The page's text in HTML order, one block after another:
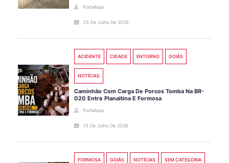
Portallupa
23 De Julho De 2026
ACIDENTE CIDADE ENTORNO GOIÁS
NOTÍCIAS
Caminhão Com Carga De Porcos Tomba Na BR-
020 Entre Planaltina E Formosa
Portallupa
13 De Julho De 2026
FORMOSA GOIÁS NOTÍCIAS SEM CATEGORIA